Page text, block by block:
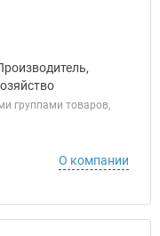
группами товаров,
О компании